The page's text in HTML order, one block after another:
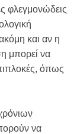
φλεγμονώδεις
και αν η
μπορεί να
όπως
να